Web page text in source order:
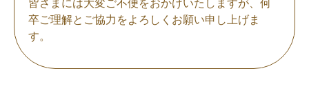
皆さまには大変ご不便をおかけいたしますが、何
卒ご理解とご協力をよろしくお願い申し上げま
す。